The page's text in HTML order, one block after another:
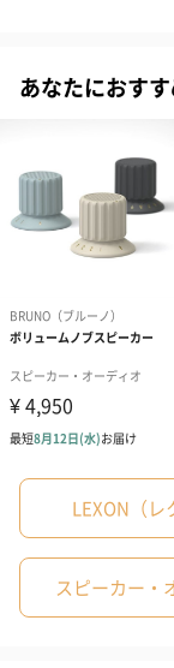
LEDランプ『MINA
イムの空間を心地
高さも20cm弱と
スピーカーが一台
360度聞こえる
360度聞こえる
下部に多数ある出力
に楽しむことが可
明かりの色を変
気分によって明か
にできるアイテム
あなたにおす
LEXON（
スピーカー・